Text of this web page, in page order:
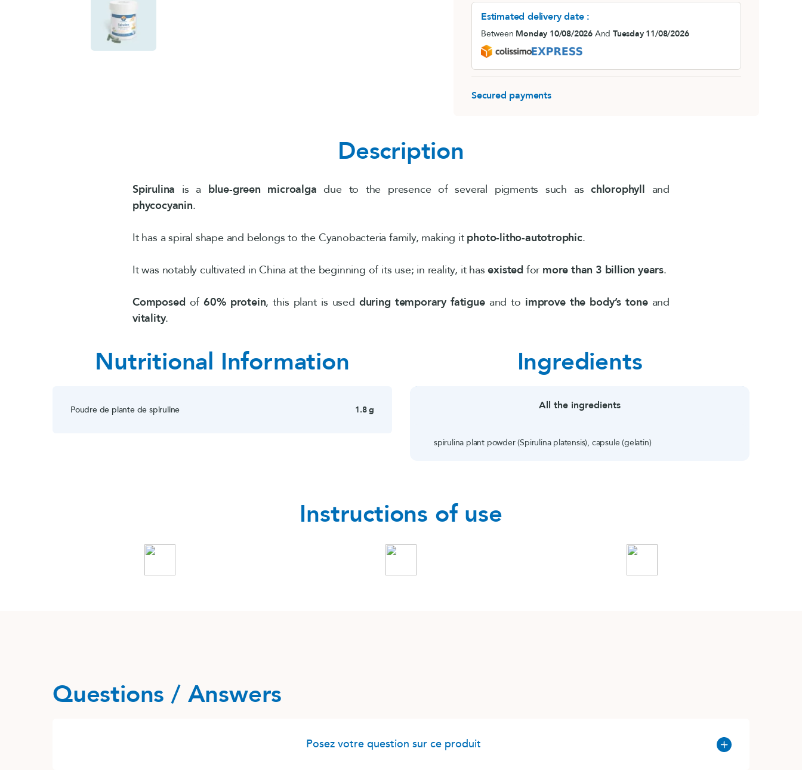
Rhodiola (Rhodiola rosea)
Destockage
Sommeil
Estimated delivery date :
Between Monday 10/08/2026 AndTuesday 11/08/2026
Secured payments
Description
Spirulina is a blue-green microalga due to the presence of several pigments such aschlorophyll and
phycocyanin.
It has a spiral shape and belongs to the Cyanobacteria family, making it photo-litho-autotrophic.
It was notably cultivated in China at the beginning of its use; in reality, it hasexisted for more than 3 billion years.
Composedof60% protein, this plant is used during temporary fatigueand to improve the body’s toneand
vitality.
Nutritional Information
Poudre de plante de spiruline 1.8 g
Ingredients
All the ingredients
spirulina plant powder (Spirulina platensis), capsule (gelatin)
Instructions of use
Questions / Answers
Posez votre question sur ce produit